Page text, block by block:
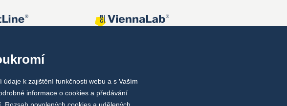
k zajištění funkčnosti webu a s Vaším
informace o cookies a předávání